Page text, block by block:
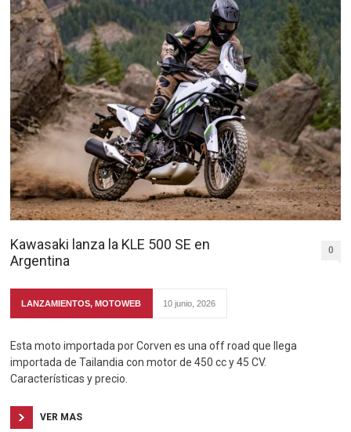
Kawasaki lanza la KLE 500 SE en
Argentina
0
LANZAMIENTOS,MOTOWEB 10 junio, 2026
Esta moto importada por Corven es una off road que llega
importada de Tailandia con motor de 450 cc y 45 CV.
Características y precio.
VER MAS